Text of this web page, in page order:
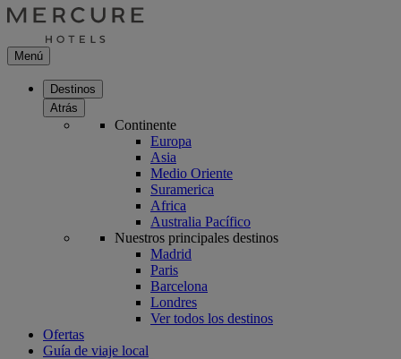
Menú
Destinos
Atrás
Continente
Europa
Asia
Medio Oriente
Suramerica
Africa
Australia Pacífico
Nuestros principales destinos
Madrid
Paris
Barcelona
Londres
Ver todos los destinos
Ofertas
Guía de viaje local